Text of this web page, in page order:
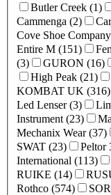
Butler Creek (1)
Cammenga (2)
Entire M (151)
(3)
GURON (16)
High Peak (21)
KOMBAT UK (316)
Led Lenser (3)
Instrument (23)
Mechanix Wear (37)
SWAT (23)
International (113)
RUIKE (14)
Rothco (574)